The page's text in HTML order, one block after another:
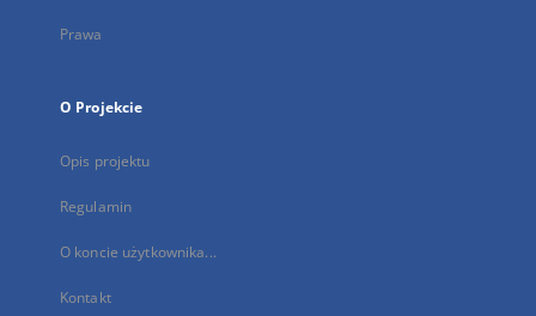
Prawa
O Projekcie
Opis projektu
Regulamin
O koncie użytkownika...
Kontakt